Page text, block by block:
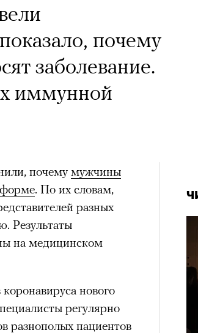
почему
заболевание.
иммунной
почему мужчины
форме. По их словам,
разных
Результаты
на медицинском
нового
регулярно
разнополых пациентов